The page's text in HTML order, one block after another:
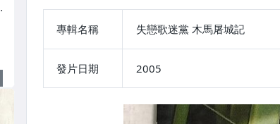
專輯名稱 失戀歌迷黨 木馬屠城記
發片日期 2005